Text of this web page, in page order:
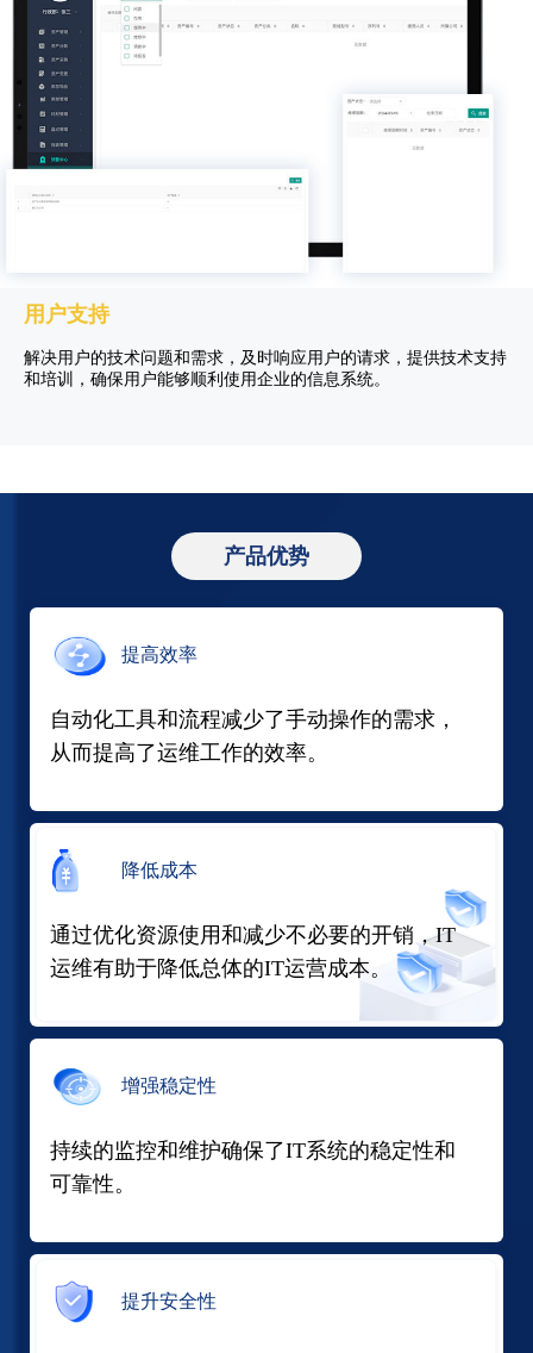
用户支持
解决用户的技术问题和需求，及时响应用户的请求，提供技术支持
和培训，确保用户能够顺利使用企业的信息系统。
产品优势
提高效率
自动化工具和流程减少了手动操作的需求，
从而提高了运维工作的效率。
降低成本
通过优化资源使用和减少不必要的开销，IT
运维有助于降低总体的IT运营成本。
增强稳定性
持续的监控和维护确保了IT系统的稳定性和
可靠性。
提升安全性